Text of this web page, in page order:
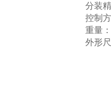
分装
控制
重量
外形